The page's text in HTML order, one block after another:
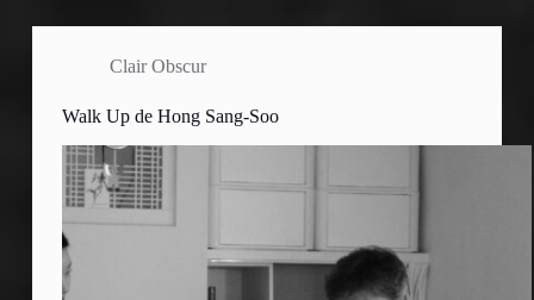
Clair Obscur
Walk Up de Hong Sang-Soo